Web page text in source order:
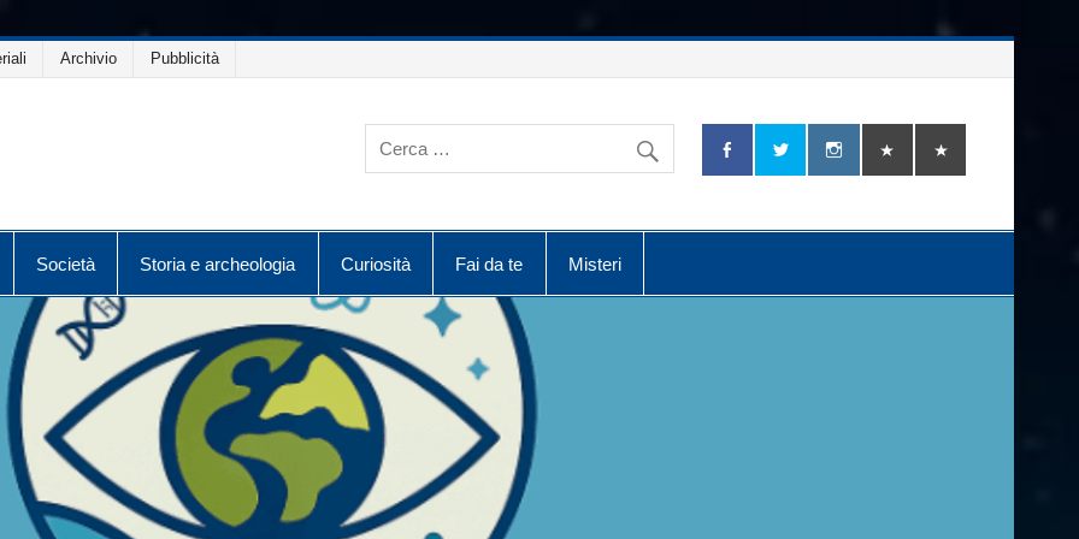
Archivio Pubblicità
Società Storia e archeologia Curiosità Fai da te Misteri